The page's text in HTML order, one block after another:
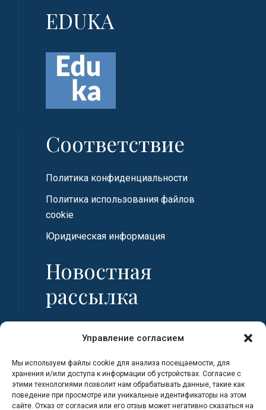
Управление согласием
Мы используем файлы cookie для анализа посещаемости, для
хранения и/или доступа к информации об устройствах. Согласие с
этими технологиями позволит нам обрабатывать данные, такие как
поведение при просмотре или уникальные идентификаторы на этом
сайте. Отказ от согласия или его отзыв может негативно сказаться на
EDUKA
Соответствие
Политика конфиденциальности
Политика использования файлов
cookie
Юридическая информация
Новостная
рассылка
Фамилия